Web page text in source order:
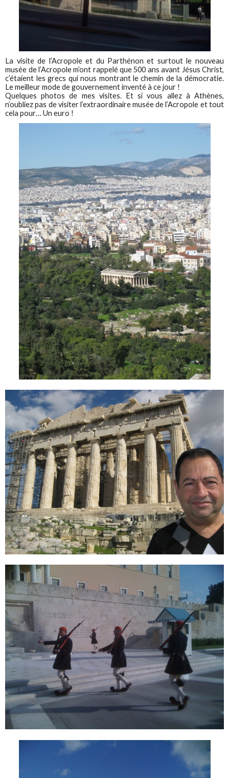
La visite de l’Acropole et du Parthénon et surtout le nouveau
musée de l’Acropole m’ont rappelé que 500 ans avant Jésus Christ,
c’étaient les grecs qui nous montrant le chemin de la démocratie.
Le meilleur mode de gouvernement inventé à ce jour !
Quelques photos de mes visites. Et si vous allez à Athènes,
n’oubliez pas de visiter l’extraordinaire musée de l’Acropole et tout
cela pour… Un euro !